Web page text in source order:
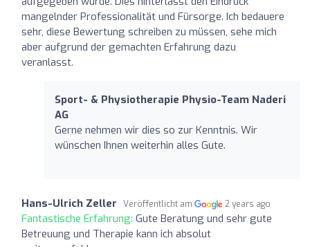
mangelnder Professionalität und Fürsorge. Ich bedauere
sehr, diese Bewertung schreiben zu müssen, sehe mich
aber aufgrund der gemachten Erfahrung dazu
veranlasst.
Sport- & Physiotherapie Physio-Team Naderi
AG
Gerne nehmen wir dies so zur Kenntnis. Wir
wünschen Ihnen weiterhin alles Gute.
Hans-Ulrich Zeller Veröffentlicht am 2 years ago
Fantastische Erfahrung: Gute Beratung und sehr gute
Betreuung und Therapie kann ich absolut